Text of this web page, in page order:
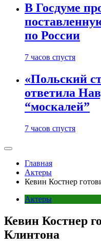
В Госдуме
по России
7 часов спустя
«Польский
ответила
“москалей”
7 часов спустя
Главная
Актеры
Кевин Костнер
Актеры
Кевин Костнер
Клинтона